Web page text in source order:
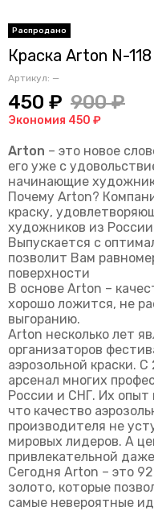
Краска Arton N-
Артикул: —
450 ₽ 900 ₽
Экономия 450 ₽
Arton – это новое
его уже с
начинающие
Почему Arton?
краску,
художников из
Выпускается с
позволит Вам
поверхности
В основе Arton –
хорошо ложится, не
выгоранию.
Arton несколько лет
организаторов
аэрозольной краски.
арсенал многих
России и СНГ. Их опыт
что качество
производителя не
мировых лидеров. А
привлекательной
Сегодня Arton – это
золото, которые
самые невероятные